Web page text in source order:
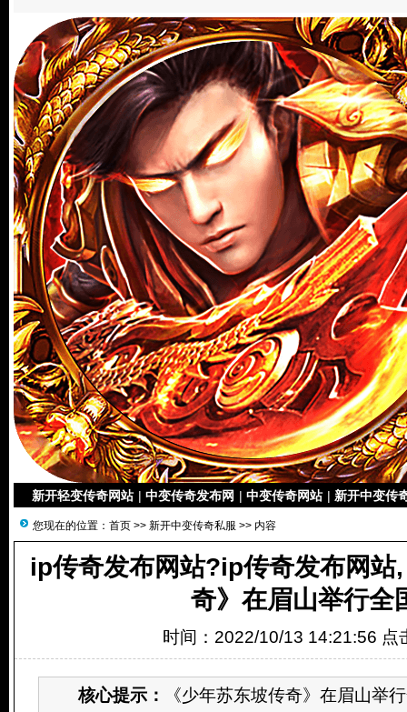
新开轻变传奇网站 | 中变传奇发布网 | 中变传奇网站 | 新开中变传
您现在的位置： 首页 >> 新开中变传奇私服 >> 内容
ip传奇发布网站?ip传奇发布网站
奇》在眉山举行全
时间：2022/10/13 14:21:56 点
核心提示：
《少年苏东坡传奇》在眉山举